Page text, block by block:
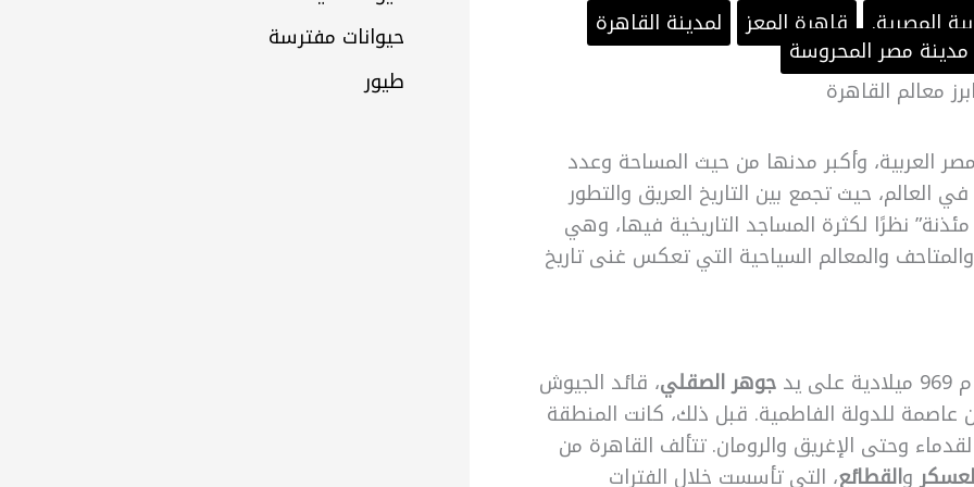
المصرية. قاهرة المعز لمدينة القاهرة
مدينة مصر المحروسة
معالم القاهرة
العربية، وأكبر مدنها من حيث المساحة وعدد
العالم، حيث تجمع بين التاريخ العريق والتطور
نظرًا لكثرة المساجد التاريخية فيها، وهي
والمعالم السياحية التي تعكس غنى تاريخ
جوهر الصقلي، قائد الجيوش
للدولة الفاطمية. قبل ذلك، كانت المنطقة
وحتى الإغريق والرومان. تتألف القاهرة من
والقطائع، التي تأسست خلال الفترات
حيوانات مفترسة
طيور